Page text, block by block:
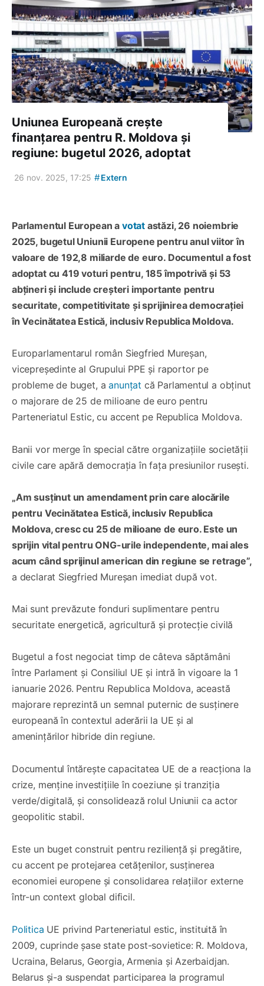
Uniunea Europeană crește
finanțarea pentru R. Moldova și
regiune: bugetul 2026, adoptat
26 nov. 2025, 17:25 #Extern
Parlamentul European a votat astăzi, 26 noiembrie
2025, bugetul Uniunii Europene pentru anul viitor în
valoare de 192,8 miliarde de euro. Documentul a fost
adoptat cu 419 voturi pentru, 185 împotrivă și 53
abțineri și include creșteri importante pentru
securitate, competitivitate și sprijinirea democrației
în Vecinătatea Estică, inclusiv Republica Moldova.
Europarlamentarul român Siegfried Mureșan,
vicepreședinte al Grupului PPE și raportor pe
probleme de buget, aanunțat că Parlamentul a obținut
o majorare de 25 de milioane de euro pentru
Parteneriatul Estic, cu accent pe Republica Moldova.
Banii vor merge în special către organizațiile societății
civile care apără democrația în fața presiunilor rusești.
„Am susținut un amendament prin care alocările
pentru Vecinătatea Estică, inclusiv Republica
Moldova, cresc cu 25 de milioane de euro. Este un
sprijin vital pentru ONG-urile independente, mai ales
acum când sprijinul american din regiune se retrage”,
a declarat Siegfried Mureșan imediat după vot.
Mai sunt prevăzute fonduri suplimentare pentru
securitate energetică, agricultură și protecție civilă
Bugetul a fost negociat timp de câteva săptămâni
între Parlament și Consiliul UE și intră în vigoare la 1
ianuarie 2026. Pentru Republica Moldova, această
majorare reprezintă un semnal puternic de susținere
europeană în contextul aderării la UE și al
amenințărilor hibride din regiune.
Documentul întărește capacitatea UE de a reacționa la
crize, menține investițiile în coeziune și tranziția
verde/digitală, și consolidează rolul Uniunii ca actor
geopolitic stabil.
Este un buget construit pentru reziliență și pregătire,
cu accent pe protejarea cetățenilor, susținerea
economiei europene și consolidarea relațiilor externe
într-un context global dificil.
Politica UE privind Parteneriatul estic, instituită în
2009, cuprinde șase state post-sovietice: R. Moldova,
Ucraina, Belarus, Georgia, Armenia și Azerbaidjan.
Belarus și-a suspendat participarea la programul